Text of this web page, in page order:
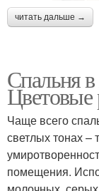
читать дальше →
Спальня
Чаще всего
светлых тонах –
помещения.